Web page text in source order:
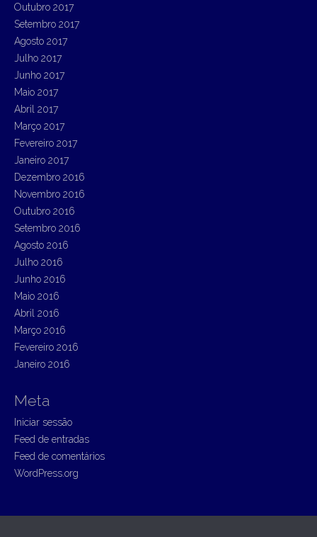
Outubro 2017
Setembro 2017
Agosto 2017
Julho 2017
Junho 2017
Maio 2017
Abril 2017
Março 2017
Fevereiro 2017
Janeiro 2017
Dezembro 2016
Novembro 2016
Outubro 2016
Setembro 2016
Agosto 2016
Julho 2016
Junho 2016
Maio 2016
Abril 2016
Março 2016
Fevereiro 2016
Janeiro 2016
Meta
Iniciar sessão
Feed de entradas
Feed de comentários
WordPress.org